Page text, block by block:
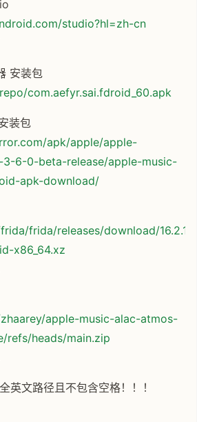
studio?hl=zh-cn
安装包
com.aefyr.sai.fdroid_60.apk
装包
apk/apple/apple-
3-6-0-beta-release/apple-music-
apk-download/
frida/releases/download/16.2.1/
x86_64.xz
apple-music-alac-atmos-
refs/heads/main.zip
英文路径且不包含空格！！！